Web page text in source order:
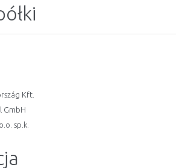
Kft.
GmbH
sp.k.